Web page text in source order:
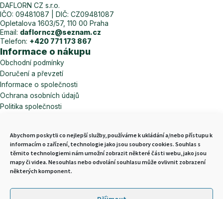
Abychom poskytli co nejlepší služby, používáme k ukládání a/nebo přístupu k
informacím o zařízení, technologie jako jsou soubory cookies. Souhlas s
těmito technologiemi nám umožní zobrazit některé části webu, jako jsou
mapy či videa. Nesouhlas nebo odvolání souhlasu může ovlivnit zobrazení
některých komponent.
DAFLORN CZ s.r.o.
IČO: 09481087 | DIČ: CZ09481087
Opletalova 1603/57, 110 00 Praha
Email: daflorncz@seznam.cz
Telefon: +420 771 173 867
Informace o nákupu
Obchodní podmínky
Doručení a převzetí
Informace o společnosti
Ochrana osobních údajů
Politika společnosti
Probiotické potraviny
Množstevní slevy na zboží
Novinky ze světa probiotik
Konzultace výběru probiotik